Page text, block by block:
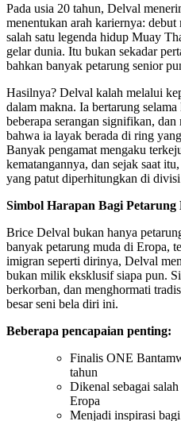
Pada usia 20 tahun, Delval
menentukan arah kariernya:
salah satu legenda hidup Muay
gelar dunia. Itu bukan sekadar
bahkan banyak petarung senior
Hasilnya? Delval kalah melalui
dalam makna. Ia bertarung
beberapa serangan signifikan,
bahwa ia layak berada di ring
Banyak pengamat mengaku
kematangannya, dan sejak saat
yang patut diperhitungkan di
Simbol Harapan Bagi Petarung
Brice Delval bukan hanya
banyak petarung muda di Eropa,
imigran seperti dirinya, Delval
bukan milik eksklusif siapa pun.
berkorban, dan menghormati
besar seni bela diri ini.
Beberapa pencapaian penting:
Finalis ONE
tahun
Dikenal sebagai
Eropa
Menjadi inspirasi